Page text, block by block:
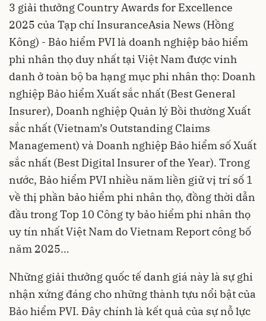
3 giải thưởng Country Awards for Excellence
2025 của Tạp chí InsuranceAsia News (Hồng
Kông) - Bảo hiểm PVI là doanh nghiệp bảo hiểm
phi nhân thọ duy nhất tại Việt Nam được vinh
danh ở toàn bộ ba hạng mục phi nhân thọ: Doanh
nghiệp Bảo hiểm Xuất sắc nhất (Best General
Insurer), Doanh nghiệp Quản lý Bồi thường Xuất
sắc nhất (Vietnam’s Outstanding Claims
Management) và Doanh nghiệp Bảo hiểm số Xuất
sắc nhất (Best Digital Insurer of the Year). Trong
nước, Bảo hiểm PVI nhiều năm liền giữ vị trí số 1
về thị phần bảo hiểm phi nhân thọ, đồng thời dẫn
đầu trong Top 10 Công ty bảo hiểm phi nhân thọ
uy tín nhất Việt Nam do Vietnam Report công bố
năm 2025…
Những giải thưởng quốc tế danh giá này là sự ghi
nhận xứng đáng cho những thành tựu nổi bật của
Bảo hiểm PVI. Đây chính là kết quả của sự nỗ lực